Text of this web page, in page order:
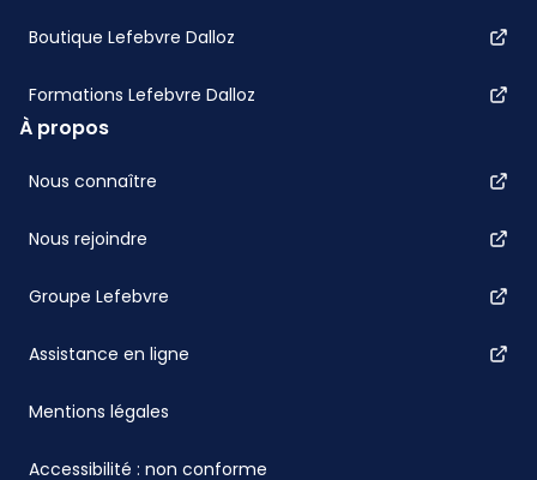
Boutique Lefebvre Dalloz
Formations Lefebvre Dalloz
À propos
Nous connaître
Nous rejoindre
Groupe Lefebvre
Assistance en ligne
Mentions légales
Accessibilité : non conforme